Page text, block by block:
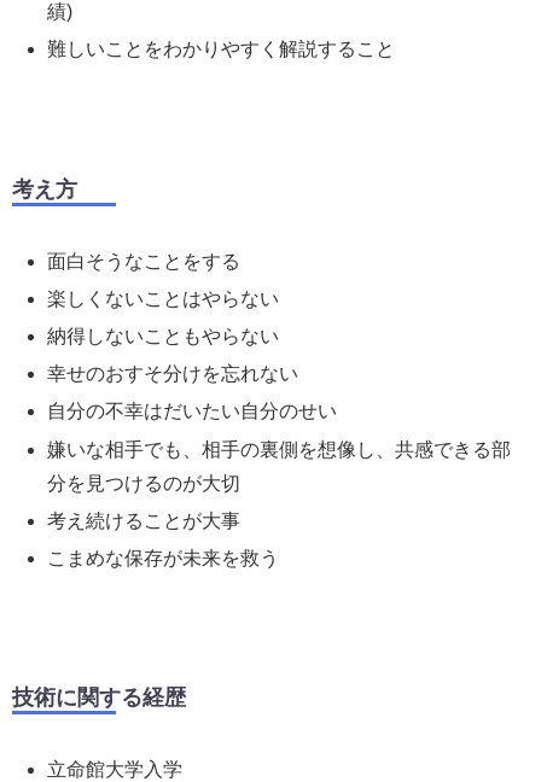
績)
難しいことをわかりやすく解説すること
考え方
面白そうなことをする
楽しくないことはやらない
納得しないこともやらない
幸せのおすそ分けを忘れない
自分の不幸はだいたい自分のせい
嫌いな相手でも、相手の裏側を想像し、共感できる部
分を見つけるのが大切
考え続けることが大事
こまめな保存が未来を救う
技術に関する経歴
立命館大学入学